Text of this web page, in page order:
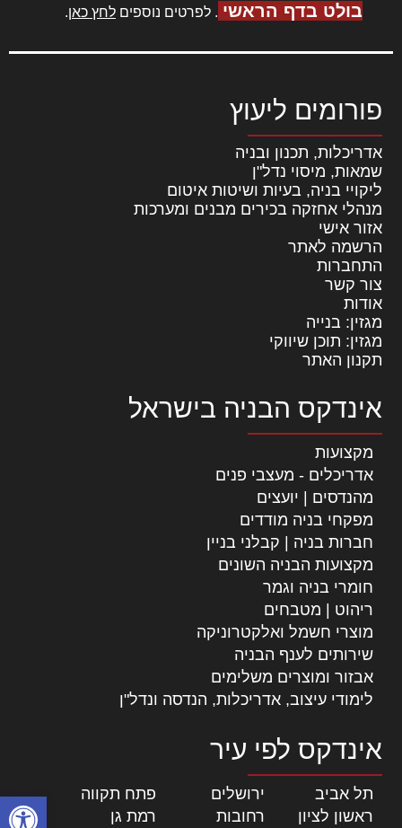
פתח
בולט בדף הראשי . לפרטים נוספים לחץ כאן.
פורומים ליעוץ
אדריכלות, תכנון ובניה
שמאות, מיסוי נדל"ן
ליקויי בניה, בעיות ושיטות איטום
מנהלי אחזקה בכירים מבנים ומערכות
אזור אישי
הרשמה לאתר
התחברות
צור קשר
אודות
מגזין: בנייה
מגזין: תוכן שיווקי
תקנון האתר
אינדקס הבניה בישראל
מקצועות
אדריכלים - מעצבי פנים
מהנדסים | יועצים
מפקחי בניה מודדים
חברות בניה | קבלני בניין
מקצועות הבניה השונים
חומרי בניה וגמר
ריהוט | מטבחים
מוצרי חשמל ואלקטרוניקה
שירותים לענף הבניה
אבזור ומוצרים משלימים
לימודי עיצוב, אדריכלות, הנדסה ונדל"ן
אינדקס לפי עיר
תל אביב ירושלים פתח תקווה
ראשון לציון
רחובות רמת גן